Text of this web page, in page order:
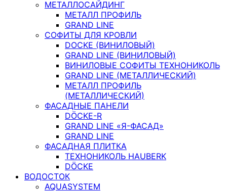
МЕТАЛЛОСАЙДИНГ
МЕТАЛЛ ПРОФИЛЬ
GRAND LINE
СОФИТЫ ДЛЯ КРОВЛИ
DOCKE (ВИНИЛОВЫЙ)
GRAND LINE (ВИНИЛОВЫЙ)
ВИНИЛОВЫЕ СОФИТЫ ТЕХНОНИКОЛЬ
GRAND LINE (МЕТАЛЛИЧЕСКИЙ)
МЕТАЛЛ ПРОФИЛЬ
(МЕТАЛЛИЧЕСКИЙ)
ФАСАДНЫЕ ПАНЕЛИ
DÖCKE-R
GRAND LINE «Я-ФАСАД»
GRAND LINE
ФАСАДНАЯ ПЛИТКА
ТЕХНОНИКОЛЬ HAUBERK
DÖCKE
ВОДОСТОК
AQUASYSTEM